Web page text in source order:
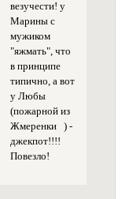
везучести! у
Марины с
мужиком
"яжмать", что
в принципе
типично, а вот
у Любы
(пожарной из
Жмеренки ) -
джекпот!!!!
Повезло!